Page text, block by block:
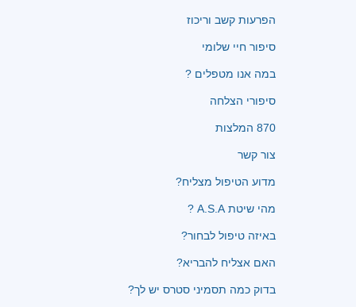
הפרעות קשב וריכוז
סיפור חיי שלומי
במה אנו מטפלים ?
סיפורי הצלחה
870 המלצות
צור קשר
מדוע הטיפול מצליח?
מהי שיטת A.S.A ?
באיזה טיפול לבחור?
האם אצליח להבריא?
בדוק כמה תסמיני סטרס יש לך?